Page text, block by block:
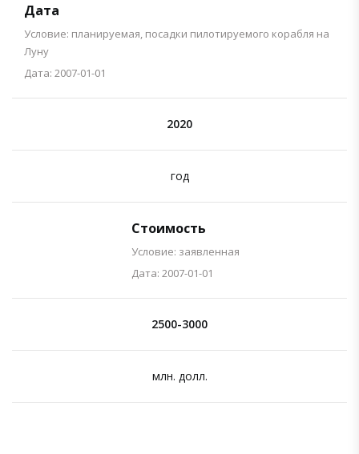
Дата
Условие: планируемая, посадки пилотируемого корабля на
Луну
Дата: 2007-01-01
2020
год
Стоимость
Условие: заявленная
Дата: 2007-01-01
2500-3000
млн. долл.